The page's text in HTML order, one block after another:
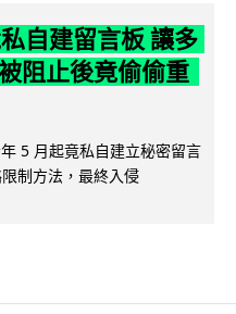
自建留言板 讓多
阻止後竟偷偷重
5 月起竟私自建立秘密留言
制方法，最終入侵